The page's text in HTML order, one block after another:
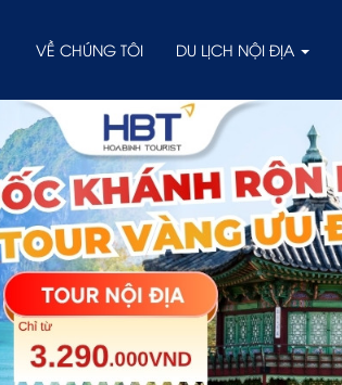
VỀ CHÚNG TÔI DU LỊCH NỘI ĐỊA